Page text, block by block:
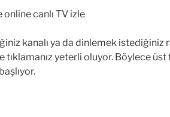
kanalı ya da dinlemek istediğiniz
tıklamanız yeterli oluyor. Böylece üst